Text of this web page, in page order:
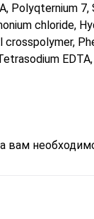
Polyqternium 7,
chloride,
вам